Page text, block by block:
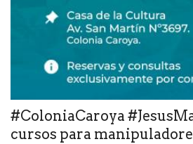
#ColoniaCaroya
cursos para